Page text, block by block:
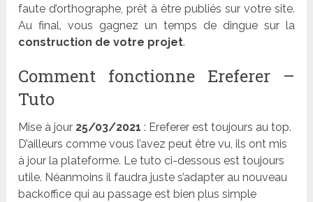
faute d’orthographe, prêt à être publiés sur votre site.
Au final, vous gagnez un temps de dingue sur la
construction de votre projet.
Comment fonctionne Ereferer –
Tuto
Mise à jour 25/03/2021 : Ereferer est toujours au top.
D’ailleurs comme vous l’avez peut être vu, ils ont mis
à jour la plateforme. Le tuto ci-dessous est toujours
utile. Néanmoins il faudra juste s’adapter au nouveau
backoffice qui au passage est bien plus simple